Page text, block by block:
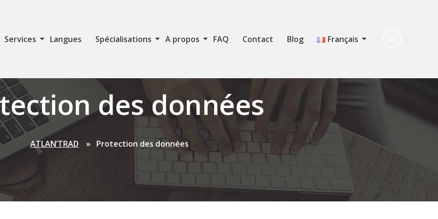
Services Langues Spécialisations A propos FAQ Contact Blog Français
des données
ATLAN’TRAD Protection des données